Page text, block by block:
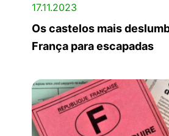
17.11.2023
Os castelos mais
França para escapadas